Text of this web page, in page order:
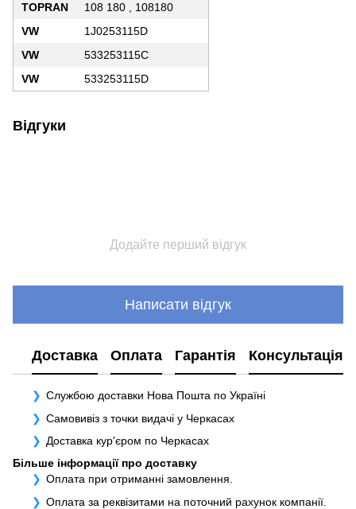
TOPRAN
108 180 , 108180
VW
1J0253115D
VW
533253115C
VW
533253115D
Відгуки
Додайте перший відгук
Написати відгук
Доставка Оплата Гарантія Консультація
Службою доставки Нова Пошта по Україні
Самовивіз з точки видачі у Черкасах
Доставка кур'єром по Черкасах
Більше інформації про доставку
Оплата при отриманні замовлення.
Оплата за реквізитами на поточний рахунок компанії.